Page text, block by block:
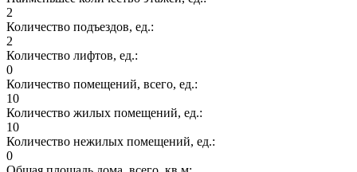
2
Количество подъездов, ед.:
2
Количество лифтов, ед.:
0
Количество помещений, всего, ед.:
10
Количество жилых помещений, ед.:
10
Количество нежилых помещений, ед.:
0